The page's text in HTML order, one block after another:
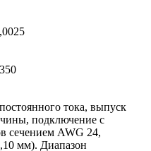
тока, выпуск
подключение с
сечением AWG 24,
мм). Диапазон